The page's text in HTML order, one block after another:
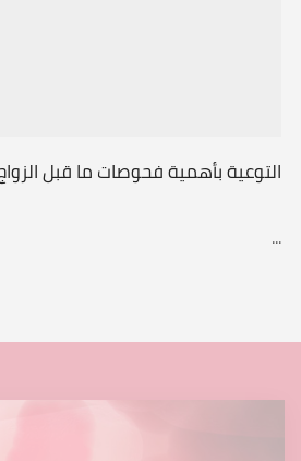
التوعية بأهمية فحوصات ما قبل
...